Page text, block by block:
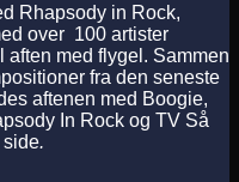
Rhapsody in Rock,
over 100 artister
med flygel. Sammen
fra den seneste
aftenen med Boogie,
In Rock og TV Så
side.